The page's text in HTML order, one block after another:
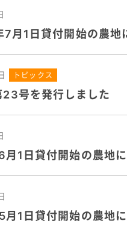
7月1日貸付開始の農
トピックス
号を発行しました
月1日貸付開始の農地
月1日貸付開始の農地